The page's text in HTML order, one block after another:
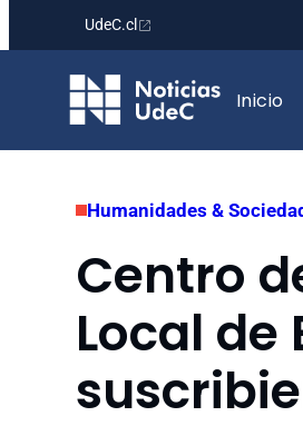
contenido
UdeC.cl
Inicio
Humanidades &
Centro
Local